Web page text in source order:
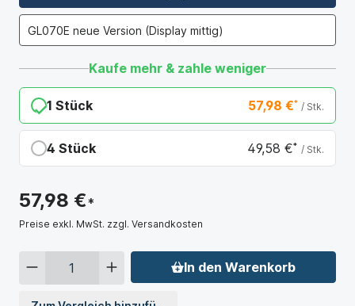
Kaufe mehr & zahle weniger
1 Stück 57,98 €* / Stk.
4 Stück 49,58 €* / Stk.
57,98 €*
Preise exkl. MwSt. zzgl. Versandkosten
GL070E neue Version (Display mittig)
In den Warenkorb